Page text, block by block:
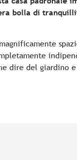
bolla di
dire del giardino